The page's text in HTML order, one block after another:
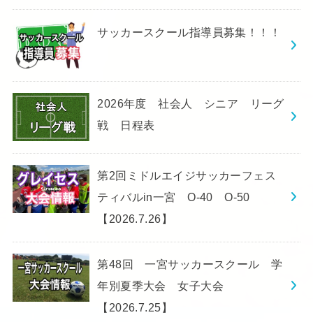
サッカースクール指導員募集！！！
2026年度 社会人 シニア リーグ
戦 日程表
第2回ミドルエイジサッカーフェス
ティバルin一宮 O-40 O-50
【2026.7.26】
第48回 一宮サッカースクール 学
年別夏季大会 女子大会
【2026.7.25】